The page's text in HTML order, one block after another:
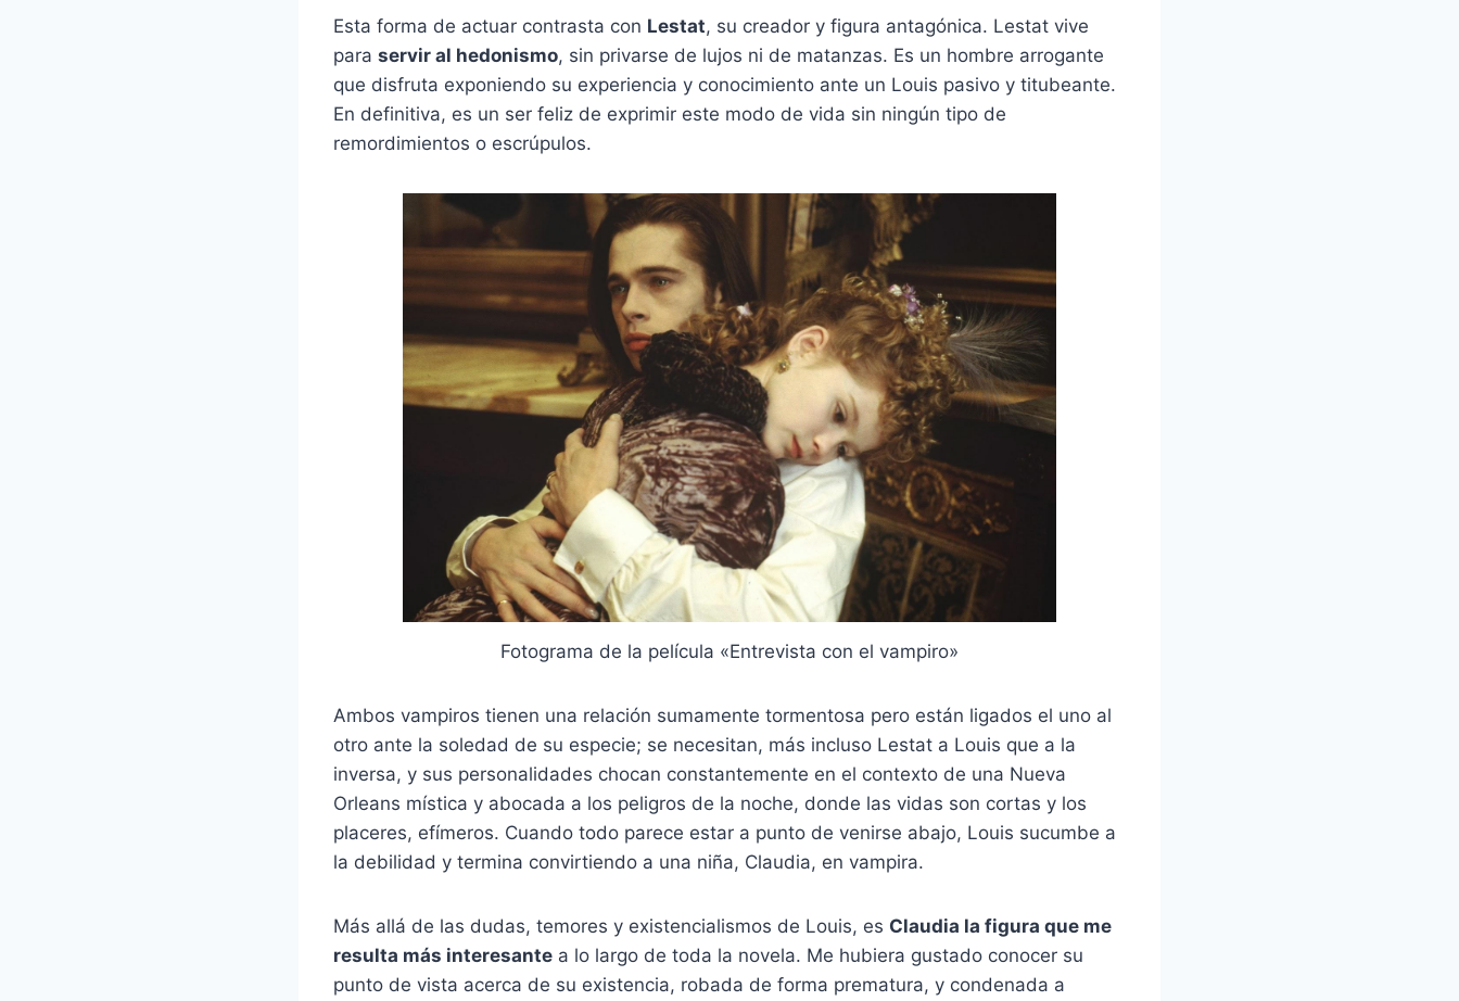
Esta forma de actuar contrasta con Lestat, su creador y figura antagónica. Lestat vive
para servir al hedonismo, sin privarse de lujos ni de matanzas. Es un hombre arrogante
que disfruta exponiendo su experiencia y conocimiento ante un Louis pasivo y titubeante.
En definitiva, es un ser feliz de exprimir este modo de vida sin ningún tipo de
remordimientos o escrúpulos.
Fotograma de la película «Entrevista con el vampiro»
Ambos vampiros tienen una relación sumamente tormentosa pero están ligados el uno al
otro ante la soledad de su especie; se necesitan, más incluso Lestat a Louis que a la
inversa, y sus personalidades chocan constantemente en el contexto de una Nueva
Orleans mística y abocada a los peligros de la noche, donde las vidas son cortas y los
placeres, efímeros. Cuando todo parece estar a punto de venirse abajo, Louis sucumbe a
la debilidad y termina convirtiendo a una niña, Claudia, en vampira.
Más allá de las dudas, temores y existencialismos de Louis, es Claudia la figura que me
resulta más interesante a lo largo de toda la novela. Me hubiera gustado conocer su
punto de vista acerca de su existencia, robada de forma prematura, y condenada a